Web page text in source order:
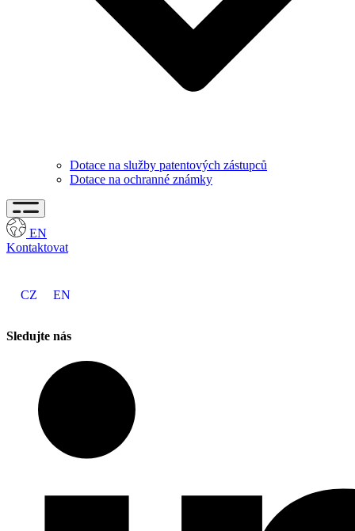
Dotace na služby patentových zástupců
Dotace na ochranné známky
EN
Kontaktovat
CZ EN
Sledujte nás